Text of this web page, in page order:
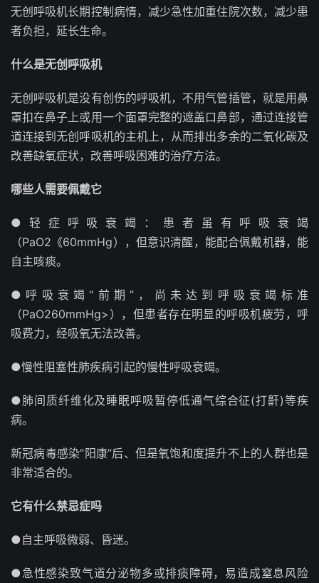
无创呼吸机长期控制病情，减少急性加重住院次数，减少患
者负担，延长生命。
什么是无创呼吸机
无创呼吸机是没有创伤的呼吸机，不用气管插管，就是用鼻
罩扣在鼻子上或用一个面罩完整的遮盖口鼻部，通过连接管
道连接到无创呼吸机的主机上，从而排出多余的二氧化碳及
改善缺氧症状，改善呼吸困难的治疗方法。
哪些人需要佩戴它
●轻症呼吸衰竭：患者虽有呼吸衰竭
（PaO2《60mmHg），但意识清醒，能配合佩戴机器，能
自主咳痰。
●呼吸衰竭“前期”，尚未达到呼吸衰竭标准
（PaO260mmHg>），但患者存在明显的呼吸机疲劳，呼
吸费力，经吸氧无法改善。
●慢性阻塞性肺疾病引起的慢性呼吸衰竭。
●肺间质纤维化及睡眠呼吸暂停低通气综合征(打鼾)等疾
病。
新冠病毒感染“阳康”后、但是氧饱和度提升不上的人群也是
非常适合的。
它有什么禁忌症吗
●自主呼吸微弱、昏迷。
●急性感染致气道分泌物多或排痰障碍，易造成窒息风险